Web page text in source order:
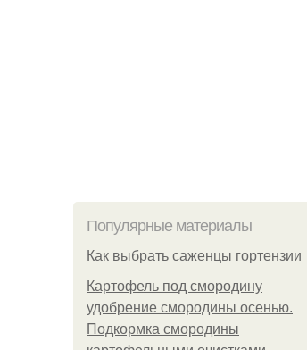
Популярные материалы
Как выбрать саженцы гортензии
Картофель под смородину
удобрение смородины осенью.
Подкормка смородины